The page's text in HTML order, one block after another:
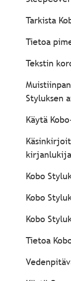
Tarkista
Tietoa
Tekstin
Styluksen
Käytä
Kobo
Kobo
Kobo
Tietoa